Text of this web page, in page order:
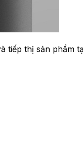
tiếp thị sản phẩm